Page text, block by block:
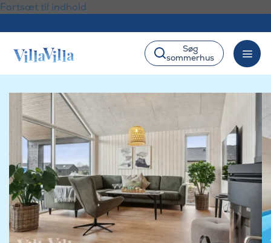
Fortsæt til indhold
Søg
sommerhus